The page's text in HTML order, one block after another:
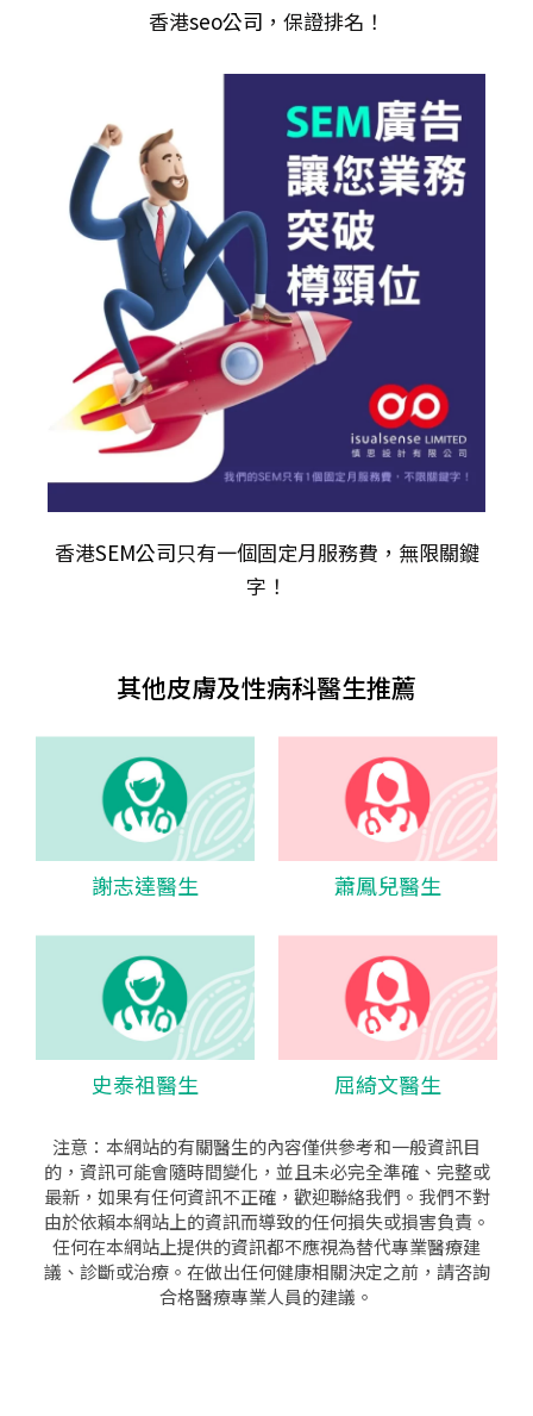
香港seo公司 ，保證排名！
香港SEM公司只有一個固定月服務費，無限關𨫡
字！
其他皮膚及性病科醫生推薦
謝志達醫生 蕭鳳兒醫生
史泰祖醫生 屈綺文醫生
注意：本網站的有關醫生的內容僅供參考和一般資訊目
的，資訊可能會隨時間變化，並且未必完全準確、完整或
最新，如果有任何資訊不正確，歡迎聯絡我們。我們不對
由於依賴本網站上的資訊而導致的任何損失或損害負責。
任何在本網站上提供的資訊都不應視為替代專業醫療建
議、診斷或治療。在做出任何健康相關決定之前，請咨詢
合格醫療專業人員的建議。